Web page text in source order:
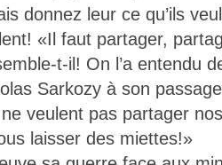
donnez leur ce qu’ils
«Il faut partager,
t-il! On l’a entendu
Sarkozy à son
veulent pas partager
laisser des miettes!»